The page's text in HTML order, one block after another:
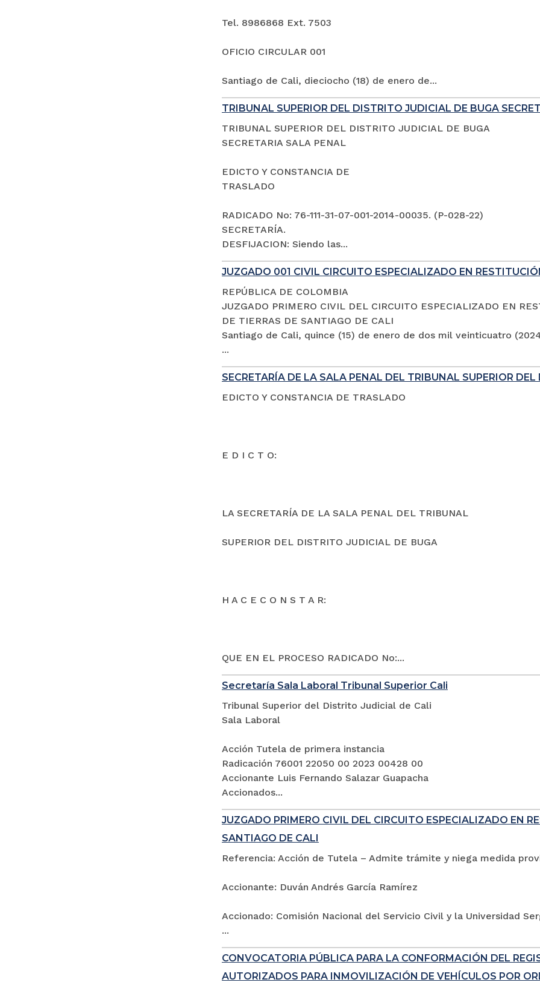
Tel. 8986868 Ext. 7503
OFICIO CIRCULAR 001
Santiago de Cali, dieciocho (18) de enero de...
TRIBUNAL SUPERIOR DEL DISTRITO JUDICIAL DE BUGA
TRIBUNAL SUPERIOR DEL DISTRITO JUDICIAL DE BUGA
SECRETARIA SALA PENAL
EDICTO Y CONSTANCIA DE
TRASLADO
RADICADO No: 76-111-31-07-001-2014-00035. (P-028-22)
SECRETARÍA.
DESFIJACION: Siendo las...
JUZGADO 001 CIVIL CIRCUITO ESPECIALIZADO EN
REPÚBLICA DE COLOMBIA
JUZGADO PRIMERO CIVIL DEL CIRCUITO ESPECIALIZADO EN
DE TIERRAS DE SANTIAGO DE CALI
Santiago de Cali, quince (15) de enero de dos mil veinticuatro
...
SECRETARÍA DE LA SALA PENAL DEL TRIBUNAL SUPERIOR
EDICTO Y CONSTANCIA DE TRASLADO
E D I C T O:
LA SECRETARÍA DE LA SALA PENAL DEL TRIBUNAL
SUPERIOR DEL DISTRITO JUDICIAL DE BUGA
H A C E C O N S T A R:
QUE EN EL PROCESO RADICADO No:...
Secretaría Sala Laboral Tribunal Superior Cali
Tribunal Superior del Distrito Judicial de Cali
Sala Laboral
Acción Tutela de primera instancia
Radicación 76001 22050 00 2023 00428 00
Accionante Luis Fernando Salazar Guapacha
Accionados...
JUZGADO PRIMERO CIVIL DEL CIRCUITO ESPECIALIZADO EN
SANTIAGO DE CALI
Referencia: Acción de Tutela – Admite trámite y niega medida
Accionante: Duván Andrés García Ramírez
Accionado: Comisión Nacional del Servicio Civil y la Universidad
...
CONVOCATORIA PÚBLICA PARA LA CONFORMACIÓN DEL
AUTORIZADOS PARA INMOVILIZACIÓN DE VEHÍCULOS POR